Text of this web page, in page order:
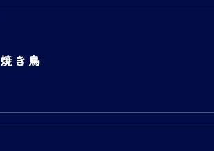
焼き鳥